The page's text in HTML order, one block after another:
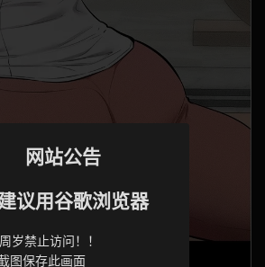
网站公告
议用谷歌浏览器
岁禁止访问！！
图保存此画面